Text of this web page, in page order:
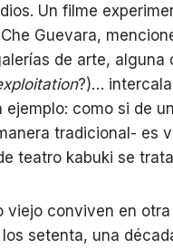
Un filme
Guevara,
de arte,
?)…
ejemplo: como si de
tradicional- es
teatro kabuki se
viejo conviven en
setenta, una